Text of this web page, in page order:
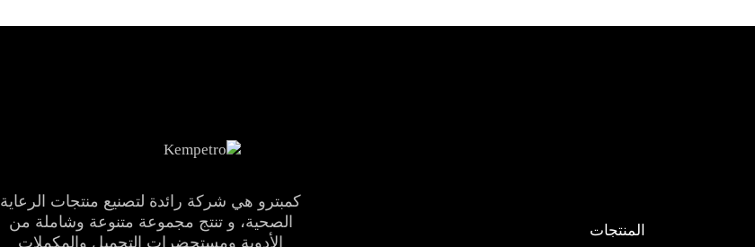
كمبترو هي شركة رائدة لتصنيع منتجات الرعاية
الصحية، و تنتج مجموعة متنوعة وشاملة من
الأدوية ومستحضرات التجميل والمكملات
المنتجات